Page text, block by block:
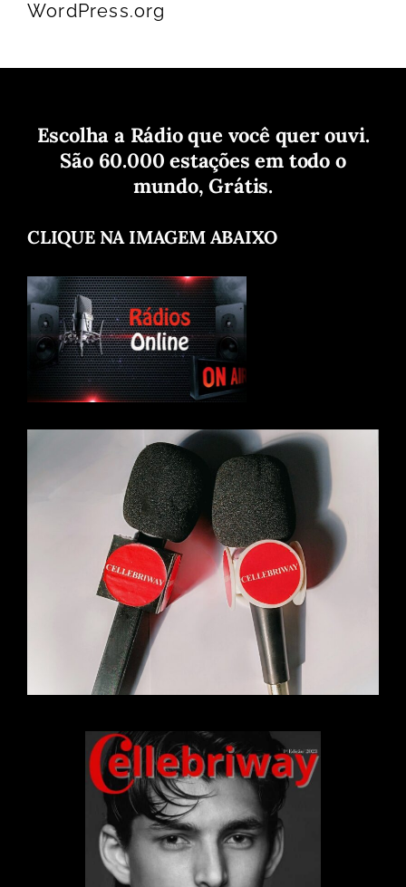
WordPress.org
Escolha a Rádio que você quer ouvi.
São 60.000 estações em todo o
mundo, Grátis.
CLIQUE NA IMAGEM ABAIXO